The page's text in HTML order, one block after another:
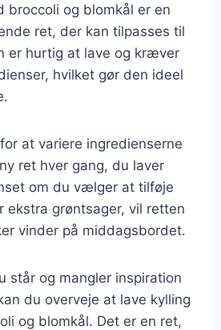
broccoli og blomkål er en
ret, der kan tilpasses til
er hurtig at lave og kræver
hvilket gør den ideel
at variere ingredienserne
ret hver gang, du laver
om du vælger at tilføje
ekstra grøntsager, vil retten
vinder på middagsbordet.
står og mangler inspiration
du overveje at lave kylling
og blomkål. Det er en ret,